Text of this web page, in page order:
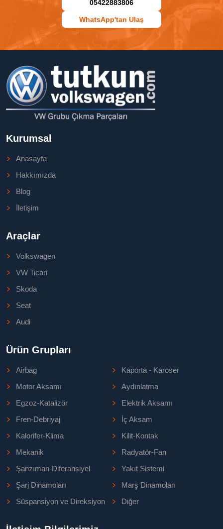
05422883806
WhatsApp'tan Ulaş
Kurumsal
Anasayfa
Hakkımızda
Blog
İletişim
Araçlar
Volkswagen
VW Ticari
Skoda
Seat
Audi
Ürün Grupları
Airbag
Kaporta - Karoser
Motor Aksamı
Aydınlatma
Egzoz-Katalizör
Elektrik Aksamı
Fren-Debriyaj
İç Aksam
Kalorifer-Klima
Kilit-Kontak
Mekanik
Radyatör-Fan
Şanzıman-Diferansiyel
Yakıt Sistemi
Şarj Dinamoları
Marş Dinamoları
Süspansiyon ve Direksiyon
Diğer